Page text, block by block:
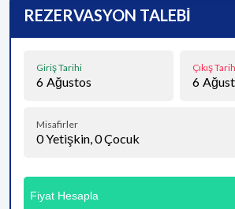
REZERVASYON TALEBİ
Giriş Tarihi
6 Ağustos
Çıkış
6
Misafirler
0Yetişkin,0Çocuk
Fiyat Hesapla